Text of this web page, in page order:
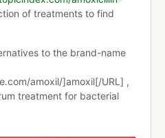
of treatments to find
to the brand-name
amoxil/]amoxil[/URL] ,
treatment for bacterial